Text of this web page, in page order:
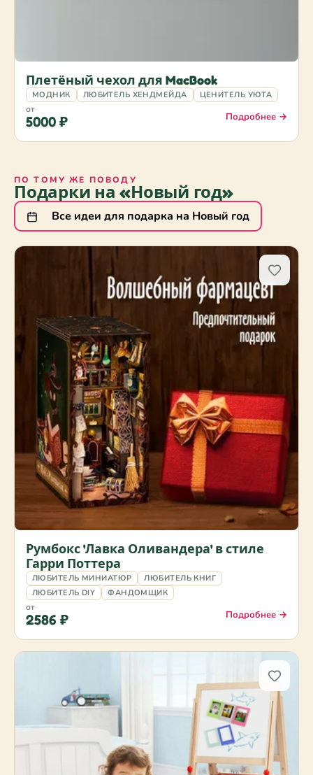
Плетёный чехол для MacBook
МОДНИК ЛЮБИТЕЛЬ ХЕНДМЕЙДА ЦЕНИТЕЛЬ УЮТА
от
5000 ₽ Подробнее →
ПО ТОМУ ЖЕ ПОВОДУ
Подарки на «Новый год»
Все идеи для подарка на Новый год
Румбокс 'Лавка Оливандера' в стиле
Гарри Поттера
ЛЮБИТЕЛЬ МИНИАТЮР
ЛЮБИТЕЛЬ КНИГ
ЛЮБИТЕЛЬ DIY
ФАНДОМЩИК
от
2586 ₽ Подробнее →